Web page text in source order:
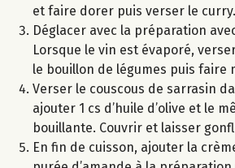
et faire dorer puis verser le curry.
Déglacer avec la préparation
Lorsque le vin est évaporé,
le bouillon de légumes puis faire
Verser le couscous de sarrasin
ajouter 1 cs d’huile d’olive et le
bouillante. Couvrir et laisser
En fin de cuisson, ajouter la